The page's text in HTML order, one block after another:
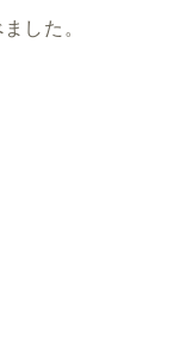
した。